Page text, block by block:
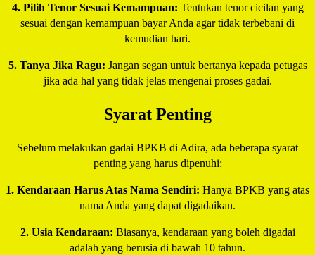
4. Pilih Tenor Sesuai Kemampuan: Tentukan tenor cicilan yang
sesuai dengan kemampuan bayar Anda agar tidak terbebani di
kemudian hari.
5. Tanya Jika Ragu: Jangan segan untuk bertanya kepada petugas
jika ada hal yang tidak jelas mengenai proses gadai.
Syarat Penting
Sebelum melakukan gadai BPKB di Adira, ada beberapa syarat
penting yang harus dipenuhi:
1. Kendaraan Harus Atas Nama Sendiri: Hanya BPKB yang atas
nama Anda yang dapat digadaikan.
2. Usia Kendaraan: Biasanya, kendaraan yang boleh digadai
adalah yang berusia di bawah 10 tahun.